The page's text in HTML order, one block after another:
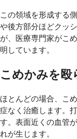
この領域を形成する
や後方部分ほどクッ
が、医療専門家がこ
明しています。
こめかみを殴
ほとんどの場合、こ
症なく治癒します。
す。表面近くの血管
れが生じます。